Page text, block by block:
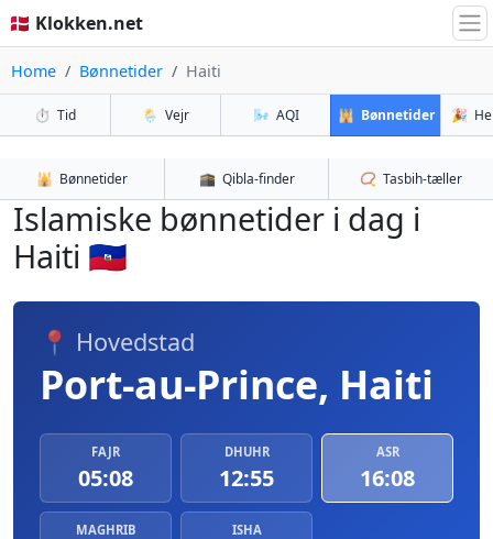
🇩🇰 Klokken.net
Home Bønnetider Haiti
⏱️ Tid 🌦️ Vejr 🌬️ AQI 🕌 Bønnetider 🎉
🕌 Bønnetider 🕋 Qibla-finder 📿 Tasbih-tæller
Islamiske bønnetider i dag i
Haiti 🇭🇹
📍 Hovedstad
Port-au-Prince, Haiti
FAJR
05:08
DHUHR
12:55
ASR
16:08
MAGHRIB ISHA